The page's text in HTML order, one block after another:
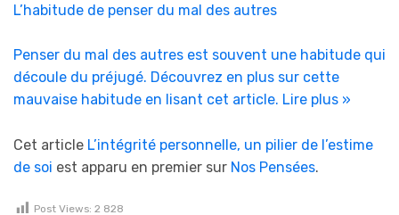
L’habitude de penser du mal des autres
Penser du mal des autres est souvent une habitude qui
découle du préjugé. Découvrez en plus sur cette
mauvaise habitude en lisant cet article. Lire plus »
Cet article L’intégrité personnelle, un pilier de l’estime
de soi est apparu en premier sur Nos Pensées.
Post Views: 2 828